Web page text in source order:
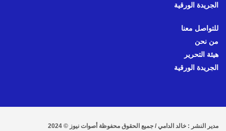
الجريدة الورقية
للتواصل معنا
من نحن
هيئة التحرير
الجريدة الورقية
مدير النشر : خالد الدامي / جميع الحقوق محفوظة أصوات نيوز © 2024